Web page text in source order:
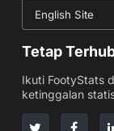
English Site
Tetap
Ikuti FootyStats
ketinggalan